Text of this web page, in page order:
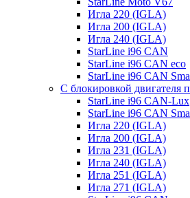
Игла 220 (IGLA)
Игла 200 (IGLA)
Игла 240 (IGLA)
StarLine i96 CAN
StarLine i96 CAN eco
StarLine i96 CAN
С блокировкой двигателя
StarLine i96 CAN-Lux
StarLine i96 CAN
Игла 220 (IGLA)
Игла 200 (IGLA)
Игла 231 (IGLA)
Игла 240 (IGLA)
Игла 251 (IGLA)
Игла 271 (IGLA)